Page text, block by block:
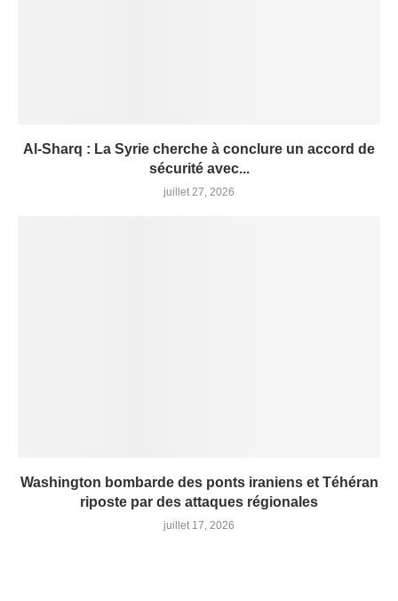
Al-Sharq : La Syrie cherche à conclure un accord de
sécurité avec...
juillet 27, 2026
Washington bombarde des ponts iraniens et Téhéran
riposte par des attaques régionales
juillet 17, 2026